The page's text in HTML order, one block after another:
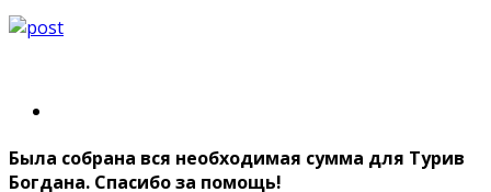
Была собрана вся необходимая сумма для Турив
Богдана. Спасибо за помощь!